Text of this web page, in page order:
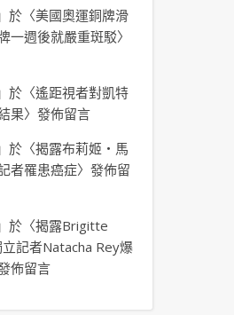
」於〈美國奧運銅牌滑
一週後就嚴重斑駁〉
」於〈遙距視者對凱特
果〉發佈留言
」於〈揭露布莉姬・馬
者罹患癌症〉發佈留
」於〈揭露Brigitte
記者Natacha Rey爆
佈留言